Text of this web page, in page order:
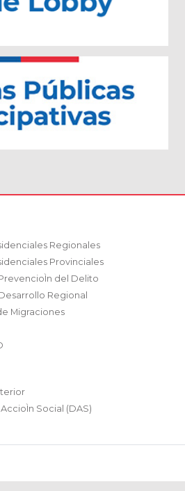
Regionales
Provinciales
del Delito
Regional
Migraciones
Social (DAS)